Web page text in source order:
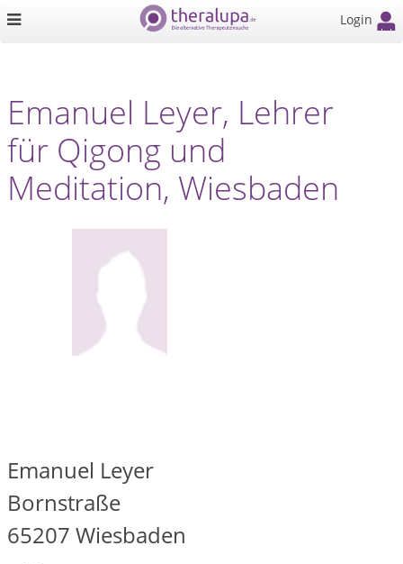
Login
Emanuel Leyer, Lehrer
für Qigong und
Meditation, Wiesbaden
Emanuel Leyer
Bornstraße
65207 Wiesbaden